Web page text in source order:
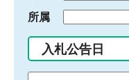
所属
入札公告日